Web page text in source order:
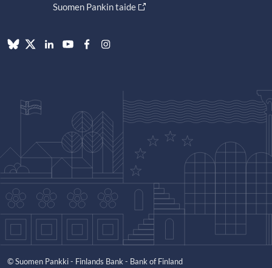
Suomen Pankin taide
© Suomen Pankki - Finlands Bank - Bank of Finland